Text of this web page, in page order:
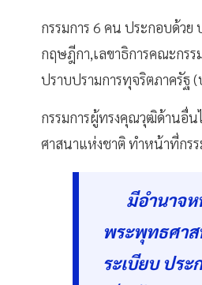
กรรมการ 6 คน ประกอบด้วย
กฤษฎีกา,เลขาธิการคณะกร
ปราบปรามการทุจริตภาครัฐ
กรรมการผู้ทรงคุณวุฒิด้านอื่น
ศาสนาแห่งชาติ ทำหน้าที่กรร
มีอำนาจห
พระพุทธศาส
ระเบียบ ปร